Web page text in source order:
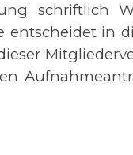
schriftlich
in